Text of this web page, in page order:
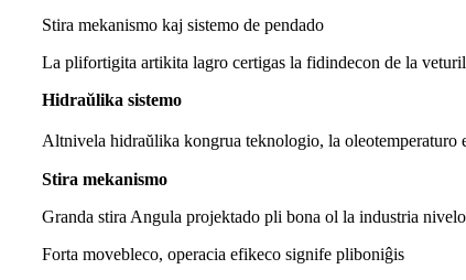
Stira mekanismo kaj sistemo de pendado
La plifortigita artikita lagro certigas la fidindecon de la
Hidraŭlika sistemo
Altnivela hidraŭlika kongrua teknologio, la
Stira mekanismo
Granda stira Angula projektado pli bona ol la industria
Forta movebleco, operacia efikeco signife pliboniĝis